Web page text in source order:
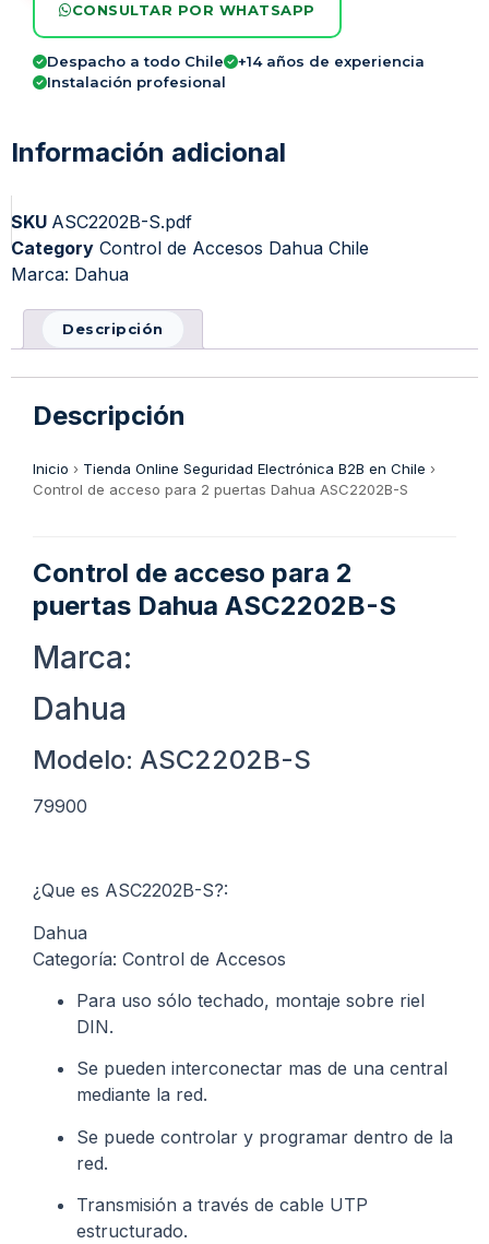
CONSULTAR POR WHATSAPP
Despacho a todo Chile
+14 años de experiencia
Instalación profesional
Información adicional
SKU ASC2202B-S.pdf
Category Control de Accesos Dahua Chile
Marca: Dahua
Descripción
Descripción
Inicio › Tienda Online Seguridad Electrónica B2B en Chile ›
Control de acceso para 2 puertas Dahua ASC2202B-S
Control de acceso para 2
puertas Dahua ASC2202B-S
Marca:
Dahua
Modelo: ASC2202B-S
79900
¿Que es ASC2202B-S?:
Dahua
Categoría: Control de Accesos
Para uso sólo techado, montaje sobre riel
DIN.
Se pueden interconectar mas de una central
mediante la red.
Se puede controlar y programar dentro de la
red.
Transmisión a través de cable UTP
estructurado.